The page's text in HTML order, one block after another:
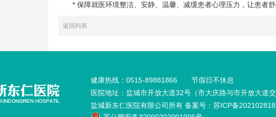
* 保障就医环境整洁、安静、温馨、减缓患者心理压力，让患者舒
返回列表
健康热线：0515-89881866 节假日不休息
医院地址：盐城市开放大道32号（市大庆路与市开放大道交
盐城新东仁医院有限公司所有 备案号： 苏ICP备